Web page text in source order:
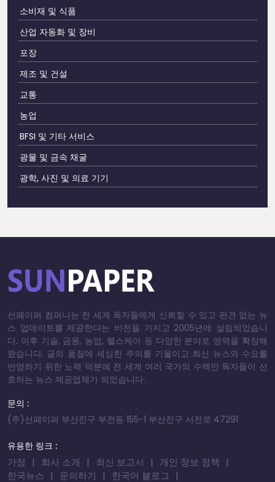
소비재 및 식품
산업 자동화 및 장비
포장
제조 및 건설
교통
농업
BFSI 및 기타 서비스
광물 및 금속 채굴
광학, 사진 및 의료 기기
선페이퍼 컴퍼니는 전 세계 독자들에게 신뢰할 수 있고 편견 없는 뉴
스 업데이트를 제공한다는 비전을 가지고 2005년에 설립되었습니
다. 이후 기술, 금융, 농업, 헬스케어 등 다양한 분야로 영역을 확장해
왔습니다. 글의 품질에 세심한 주의를 기울이고 최신 뉴스와 수요를
반영하기 위한 노력 덕분에 전 세계 여러 국가의 수백만 독자들이 선
호하는 뉴스 제공업체가 되었습니다.
문의 :
(주)선페이퍼 부산진구 부전동 155-1 부산진구 서전로 47291
유용한 링크 :
가정 회사 소개 최신 보고서
개인 정보 정책
한국뉴스
문의하기 한국어 블로그